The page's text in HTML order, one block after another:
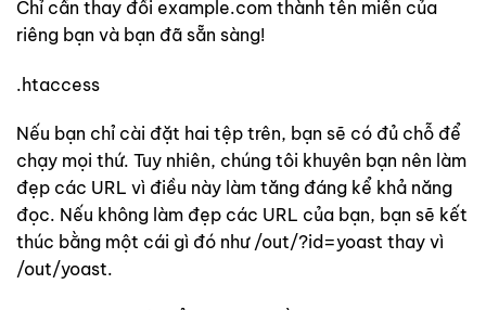
Chỉ cần thay đổi example.com thành tên miền của
riêng bạn và bạn đã sẵn sàng!
.htaccess
Nếu bạn chỉ cài đặt hai tệp trên, bạn sẽ có đủ chỗ để
chạy mọi thứ. Tuy nhiên, chúng tôi khuyên bạn nên làm
đẹp các URL vì điều này làm tăng đáng kể khả năng
đọc. Nếu không làm đẹp các URL của bạn, bạn sẽ kết
thúc bằng một cái gì đó như /out/?id=yoast thay vì
/out/yoast.